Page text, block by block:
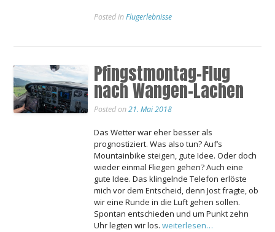
Posted inFlugerlebnisse
Pfingstmontag-Flug
nach Wangen-Lachen
Posted on21. Mai 2018
Das Wetter war eher besser als
prognostiziert. Was also tun? Auf’s
Mountainbike steigen, gute Idee. Oder doch
wieder einmal Fliegen gehen? Auch eine
gute Idee. Das klingelnde Telefon erlöste
mich vor dem Entscheid, denn Jost fragte, ob
wir eine Runde in die Luft gehen sollen.
Spontan entschieden und um Punkt zehn
Uhr legten wir los.weiterlesen…